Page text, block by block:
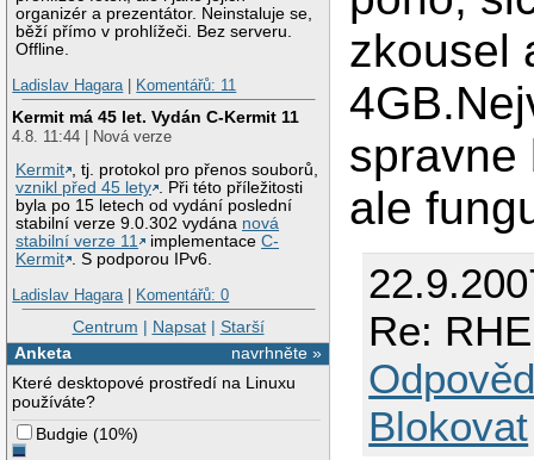
organizér a prezentátor. Neinstaluje se,
běží přímo v prohlížeči. Bez serveru.
Offline.
Ladislav Hagara| Komentářů: 11
Kermit má 45 let. Vydán C-Kermit 11
4.8. 11:44 | Nová verze
Kermit , tj. protokol pro přenos souborů,
vznikl před 45 lety . Při této příležitosti
byla po 15 letech od vydání poslední
stabilní verze 9.0.302 vydána nová
stabilní verze 11
implementaceC-
Kermit . S podporou IPv6.
Ladislav Hagara| Komentářů: 0
Centrum | Napsat| Starší
navrhněte »
Anketa
Které desktopové prostředí na Linuxu
používáte?
Budgie (10%)
zkousel
spravne
ale
Re:
Blokovat